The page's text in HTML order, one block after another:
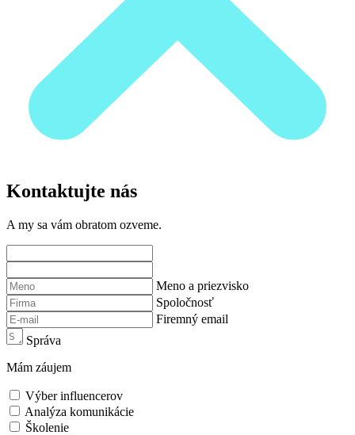
Kontaktujte nás
A my sa vám obratom ozveme.
Meno a priezvisko
Spoločnosť
Firemný email
Správa
Mám záujem
Výber influencerov
Analýza komunikácie
Školenie